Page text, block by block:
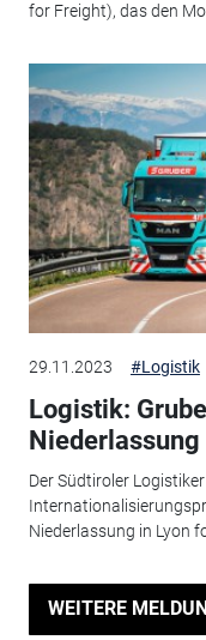
for Freight), das den
29.11.2023 #Logistik
Logistik:
Der Südtiroler
Niederlassung in Lyon
WEITERE